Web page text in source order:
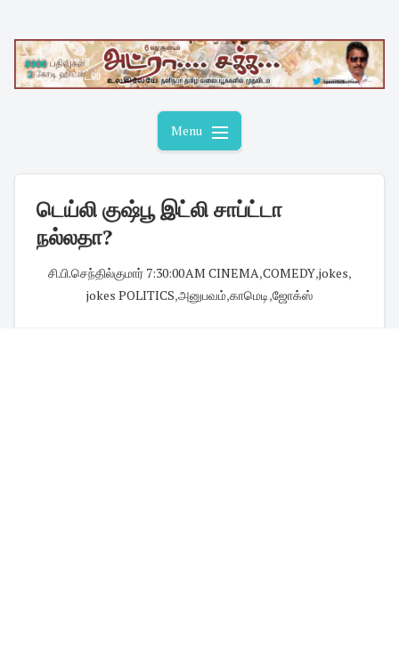
content
Menu
டெய்லி குஷ்பூ இட்லி சாப்ட்டா
நல்லதா?
சி.பி.செந்தில்குமார்· 7:30:00 AM CINEMA,COMEDY,jokes,
jokes POLITICS,அனுபவம்,காமெடி,ஜோக்ஸ்